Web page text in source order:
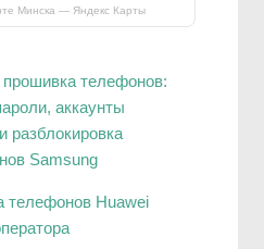
Минска — Яндекс Карты
прошивка телефонов:
аккаунты
разблокировка
Samsung
телефонов Huawei